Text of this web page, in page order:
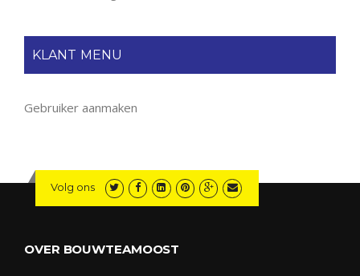
KLANT MENU
Gebruiker aanmaken
Volg ons
OVER BOUWTEAMOOST